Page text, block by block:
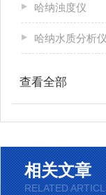
哈纳浊度仪
哈纳水质分析仪
查看全部
相关文章
RELATED